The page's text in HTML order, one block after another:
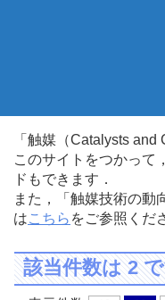
「触媒（Catalysts
このサイトをつかって
ドもできます．
また，「触媒技術の動
はこちら をご参照くだ
該当件数は 2